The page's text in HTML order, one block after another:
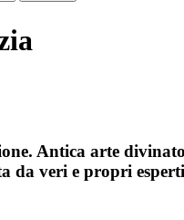
Antica arte
da veri e propri